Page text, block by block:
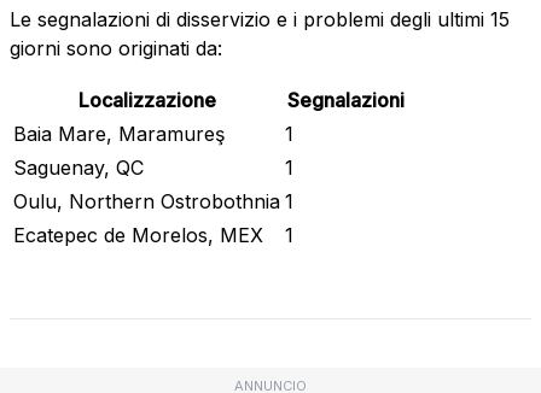
Le segnalazioni di disservizio e i problemi degli ultimi 15
giorni sono originati da:
Localizzazione
Segnalazioni
Baia Mare, Maramureş
1
Saguenay, QC
1
Oulu, Northern Ostrobothnia 1
Ecatepec de Morelos, MEX
1
ANNUNCIO